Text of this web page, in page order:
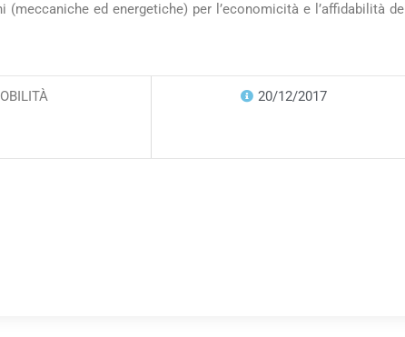
ed energetiche) per l’economicità e l’affidabilità del
20/12/2017